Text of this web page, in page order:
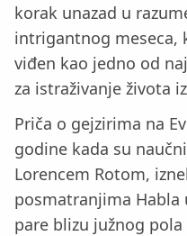
korak unazad u
intrigantnog meseca,
viđen kao jedno od
za istraživanje života
Priča o gejzirima na
godine kada su
Lorencem Rotom,
posmatranjima
pare blizu južnog